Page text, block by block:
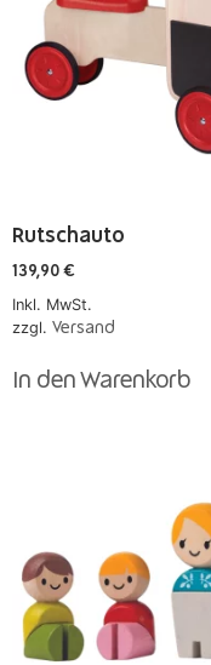
Rutschauto
139,90 €
Inkl. MwSt.
zzgl. Versand
In den Warenkorb